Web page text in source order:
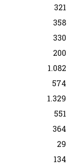
321
358
330
200
1.082
574
1.329
551
364
29
134